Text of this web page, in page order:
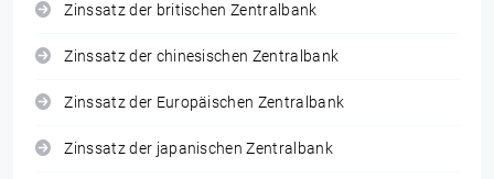
Zinssatz der britischen Zentralbank
Zinssatz der chinesischen Zentralbank
Zinssatz der Europäischen Zentralbank
Zinssatz der japanischen Zentralbank